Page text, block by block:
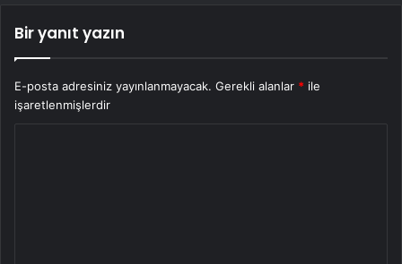
Bir yanıt yazın
E-posta adresiniz yayınlanmayacak. Gerekli alanlar * ile
işaretlenmişlerdir